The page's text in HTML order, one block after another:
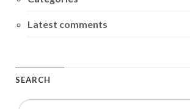
Latest comments
SEARCH